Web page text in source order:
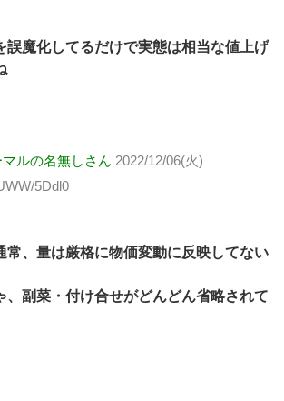
誤魔化してるだけで実態は相当な値上げ
ルの名無しさん 2022/12/06(火)
5Ddl0
常、量は厳格に物価変動に反映してない
、副菜・付け合せがどんどん省略されて